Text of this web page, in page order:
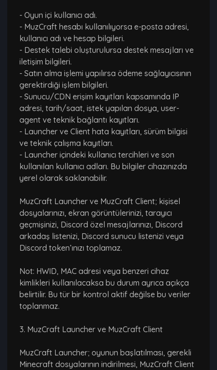
- Oyun içi kullanıcı adı.
- MuzCraft hesabı kullanılıyorsa e-posta adresi,
kullanıcı adı ve hesap bilgileri.
- Destek talebi oluşturulursa destek mesajları ve
iletişim bilgileri.
- Satın alma işlemi yapılırsa ödeme sağlayıcısının
gerektirdiği işlem bilgileri.
- Sunucu/CDN erişim kayıtları kapsamında IP
adresi, tarih/saat, istek yapılan dosya, user-
agent ve teknik bağlantı kayıtları.
- Launcher ve Client hata kayıtları, sürüm bilgisi
ve teknik çalışma kayıtları.
- Launcher içindeki kullanıcı tercihleri ve son
kullanılan kullanıcı adları. Bu bilgiler cihazınızda
yerel olarak saklanabilir.
MuzCraft Launcher ve MuzCraft Client; kişisel
dosyalarınızı, ekran görüntülerinizi, tarayıcı
geçmişinizi, Discord özel mesajlarınızı, Discord
arkadaş listenizi, Discord sunucu listenizi veya
Discord token’ınızı toplamaz.
Not: HWID, MAC adresi veya benzeri cihaz
kimlikleri kullanılacaksa bu durum ayrıca açıkça
belirtilir. Bu tür bir kontrol aktif değilse bu veriler
toplanmaz.
3. MuzCraft Launcher ve MuzCraft Client
MuzCraft Launcher; oyunun başlatılması, gerekli
Minecraft dosyalarının indirilmesi, MuzCraft Client